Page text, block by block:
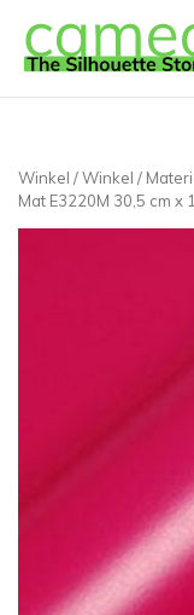
Winkel /Winkel /
Mat E3220M 30,5 cm x